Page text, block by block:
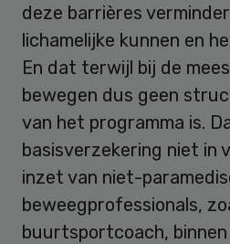
deze barrières
lichamelijke kunnen en
En dat terwijl bij de
bewegen dus geen
van het programma is.
basisverzekering niet in
inzet van niet-
beweegprofessionals,
buurtsportcoach, binnen